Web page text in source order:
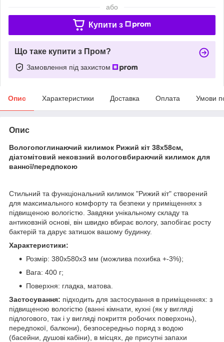
або
Купити з
Що таке купити з Пром?
Замовлення під захистом
Опис Характеристики Доставка Оплата Умови
Опис
Вологопоглинаючий килимок Рижий кіт 38х58см,
діатомітовий нековзний вологовбираючий килимок для
ванної/передпокою
Стильний та функціональний килимок "Рижий кіт" створений
для максимального комфорту та безпеки у приміщеннях з
підвищеною вологістю. Завдяки унікальному складу та
антиковзній основі, він швидко вбирає вологу, запобігає росту
бактерій та дарує затишок вашому будинку.
Характеристики:
Розмір: 380х580х3 мм (можлива похибка +-3%);
Вага: 400 г;
Поверхня: гладка, матова.
Застосування: підходить для застосування в приміщеннях: з
підвищеною вологістю (ванні кімнати, кухні (як у вигляді
підлогового, так і у вигляді покриття робочих поверхонь),
передпокої, балкони), безпосередньо поряд з водою
(басейни, душові кабіни), в місцях, де присутні запахи